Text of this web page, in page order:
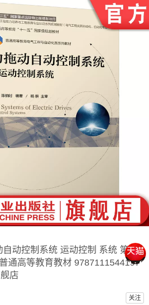
动控制系统 运动控制 系统 第5版
通高等教育教材 9787111544197
店
关注